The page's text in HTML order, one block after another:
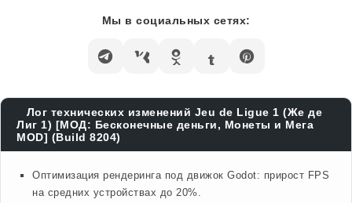
Мы в социальных сетях:
Лог технических изменений Jeu de Ligue 1 (Же де
Лиг 1) [МОД: Бесконечные деньги, Монеты и Мега
MOD] (Build 8204)
Оптимизация рендеринга под движок Godot: прирост FPS
на средних устройствах до 20%.